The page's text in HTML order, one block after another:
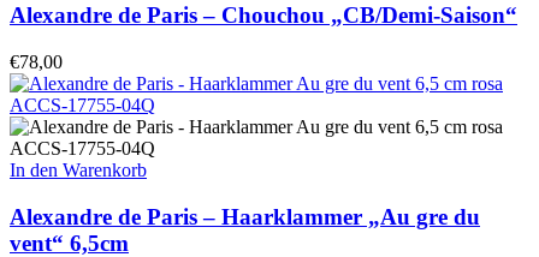
Alexandre de Paris – Chouchou „CB/Demi-Saison“
€78,00
In den Warenkorb
Alexandre de Paris – Haarklammer „Au gre du
vent“ 6,5cm